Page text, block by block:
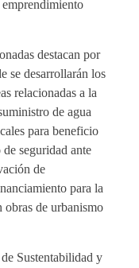
destacan por
se desarrollarán los
relacionadas a la
de agua
para beneficio
seguridad ante
de
para la
obras de urbanismo
Sustentabilidad y